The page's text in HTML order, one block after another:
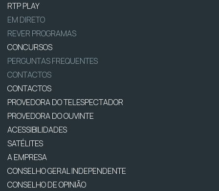
RTP PLAY
EM DIRETO
REVER PROGRAMAS
CONCURSOS
PERGUNTAS FREQUENTES
CONTACTOS
CONTACTOS
PROVEDORA DO TELESPECTADOR
PROVEDORA DO OUVINTE
ACESSIBILIDADES
SATÉLITES
A EMPRESA
CONSELHO GERAL INDEPENDENTE
CONSELHO DE OPINIÃO